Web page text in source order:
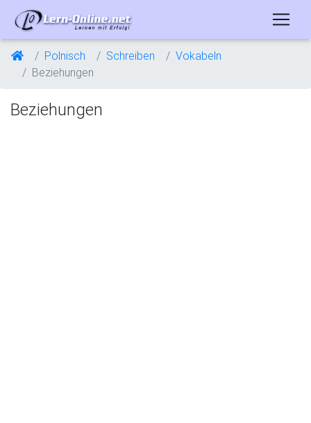
Polnisch Schreiben
Vokabeln
Beziehungen
Beziehungen